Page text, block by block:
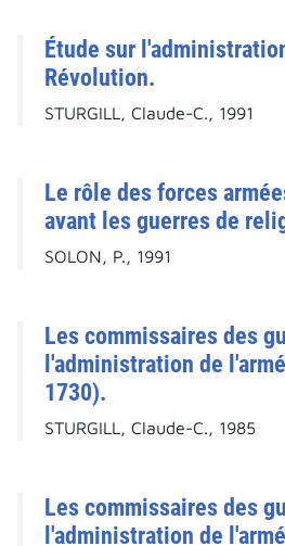
Étude sur
Révolution.
STURGILL, Claude-C., 1991
Le rôle des forces
avant les guerres de
SOLON, P., 1991
Les commissaires des
l'administration de
1730).
STURGILL, Claude-C., 1985
Les commissaires des
l'administration de